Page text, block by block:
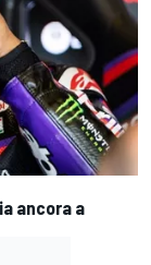
ancora a